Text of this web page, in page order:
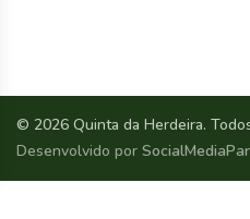
© 2026 Quinta da Herdeira.
Desenvolvido por